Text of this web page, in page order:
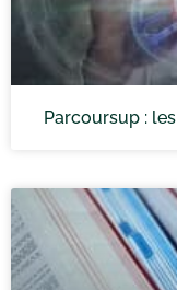
Parcoursup :